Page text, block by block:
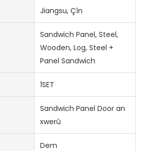
Jiangsu, Çîn
Sandwich Panel, Steel,
Wooden, Log, Steel +
Panel Sandwich
1SET
Sandwich Panel Door an
xwerû
Dem